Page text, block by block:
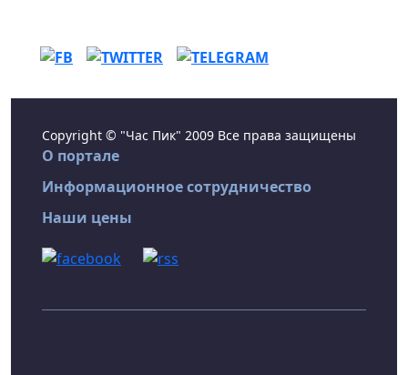
Copyright © "Час Пик" 2009 Все права защищены
О портале
Информационное сотрудничество
Наши цены